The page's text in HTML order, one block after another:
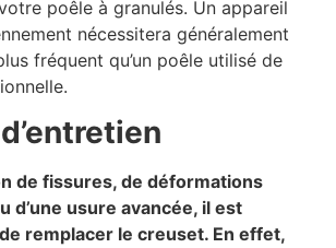
poêle à granulés. Un appareil
nécessitera généralement
fréquent qu’un poêle utilisé de
de fissures, de déformations
d’une usure avancée, il est
remplacer le creuset. En effet,